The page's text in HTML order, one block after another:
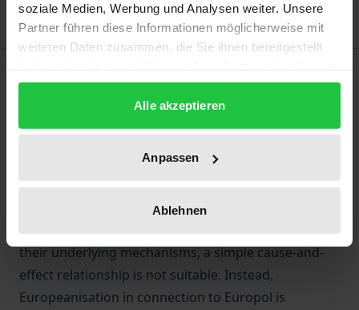
soziale Medien, Werbung und Analysen weiter. Unsere
Partner führen diese Informationen möglicherweise mit
weiteren Daten zusammen, die Sie ihnen bereitgestellt
gesammelt haben.
Alle akzeptieren
Anpassen
Ablehnen
The establishment and activities of Europol have
resulted in considerable Europeanisation in the fight
against serious and organised crime in Germany.
These processes of change encompass legal and
organisational structures as well as strategic and
operational approaches in police work. As regards
their underlying mechanisms, a simple cause-and-
effect relationship is not suitable. Instead,
Europeanisation in connection to Europol is